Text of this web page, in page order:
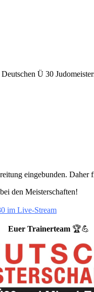
Ü 30
eingebunden. Daher
den Meisterschaften!
im Live-Stream
Euer Trainerteam🏆💪